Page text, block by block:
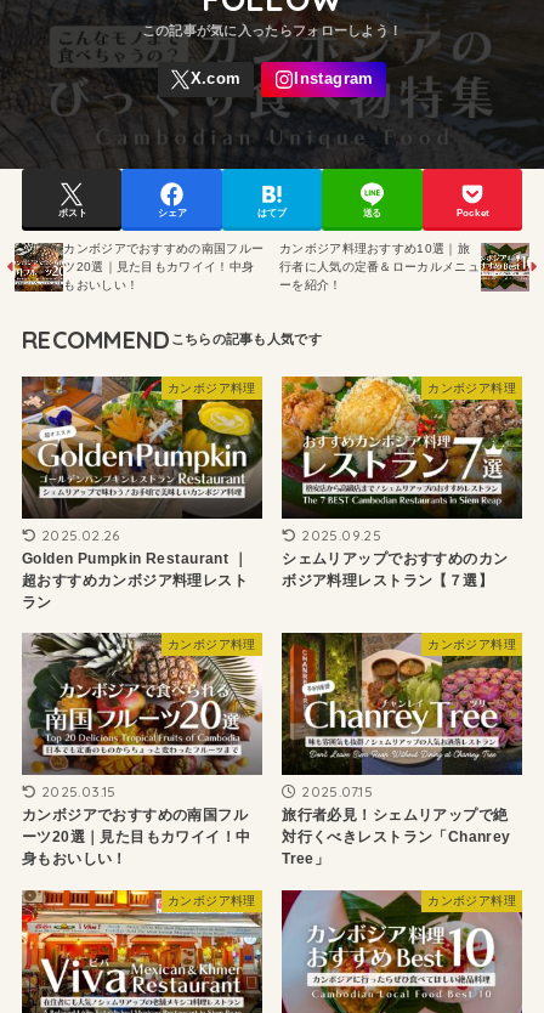
ポスト シェア はてブ 送る Pocket
カンボジアでおすすめの南国フルー
ツ20選｜見た目もカワイイ！中身
もおいしい！
カンボジア料理おすすめ10選｜旅
行者に人気の定番＆ローカルメニュ
ーを紹介！
RECOMMEND
カンボジア料理
2025.02.26
Golden Pumpkin Restaurant ｜
超おすすめカンボジア料理レスト
ラン
カンボジア料理
2025.09.25
シェムリアップでおすすめのカン
ボジア料理レストラン【７選】
カンボジア料理
2025.03.15
カンボジアでおすすめの南国フル
ーツ20選｜見た目もカワイイ！中
身もおいしい！
カンボジア料理
2025.07.15
旅行者必見！シェムリアップで絶
対行くべきレストラン「Chanrey
Tree」
カンボジア料理 カンボジア料理